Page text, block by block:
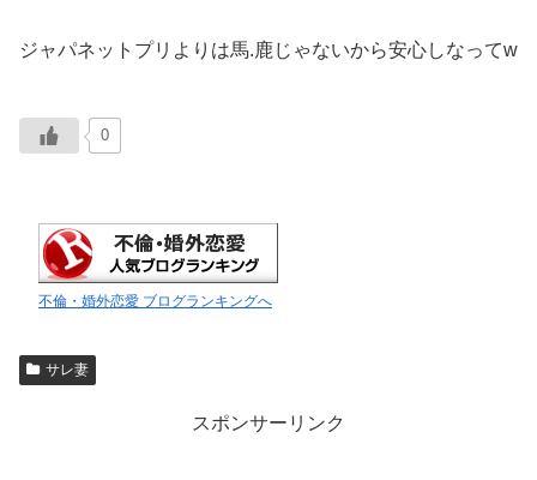
ジャパネットプリよりは馬.鹿じゃないから安心しなってw
0
不倫・婚外恋愛 ブログランキングへ
サレ妻
スポンサーリンク